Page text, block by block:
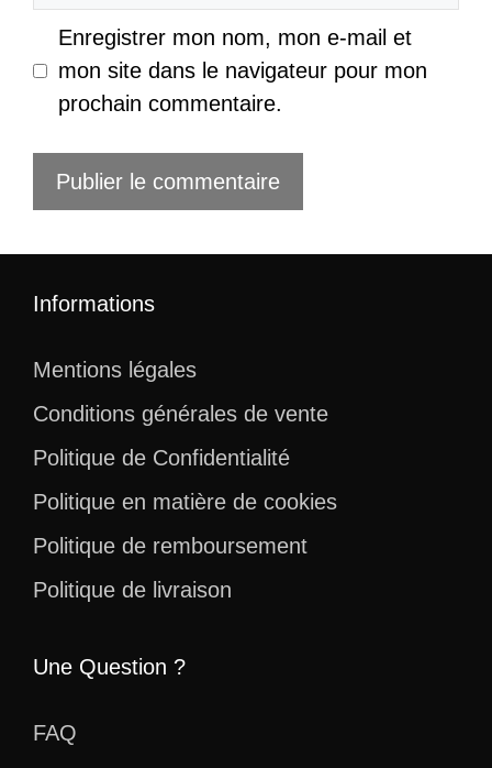
Enregistrer mon nom, mon e-mail et
mon site dans le navigateur pour mon
prochain commentaire.
Informations
Mentions légales
Conditions générales de vente
Politique de Confidentialité
Politique en matière de cookies
Politique de remboursement
Politique de livraison
Une Question ?
FAQ